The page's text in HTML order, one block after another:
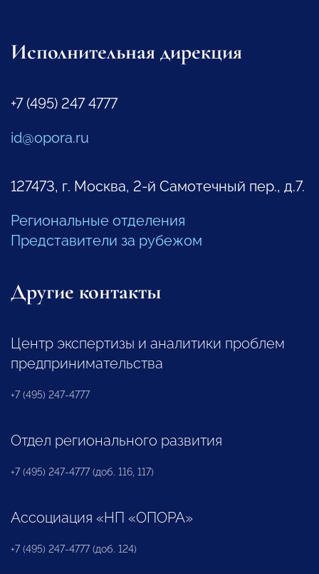
Исполнительная дирекция
+7 (495) 247 4777
id@opora.ru
127473, г. Москва, 2-й Самотечный пер., д.7.
Региональные отделения
Представители за рубежом
Другие контакты
Центр экспертизы и аналитики проблем
предпринимательства
+7 (495) 247-4777
Отдел регионального развития
+7 (495) 247-4777 (доб. 116, 117)
Ассоциация «НП «ОПОРА»
+7 (495) 247-4777 (доб. 124)